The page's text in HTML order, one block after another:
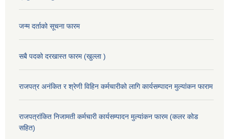
जन्म दर्ताको सूचना फारम
सबै पदको दरखास्त फारम (खुल्ला )
राजपत्र अनंकित र श्रेणी विहिन कर्मचारीको लागि कार्यसम्पादन मुल्यांकन फाराम
राजपत्रांकित निजामती कर्मचारी कार्यसम्पादन मुल्यांकन फारम (कलर कोड
सहित)